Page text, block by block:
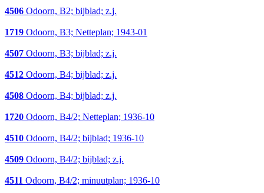
4506 Odoorn, B2; bijblad; z.j.
1719 Odoorn, B3; Netteplan; 1943-01
4507 Odoorn, B3; bijblad; z.j.
4512 Odoorn, B4; bijblad; z.j.
4508 Odoorn, B4; bijblad; z.j.
1720 Odoorn, B4/2; Netteplan; 1936-10
4510 Odoorn, B4/2; bijblad; 1936-10
4509 Odoorn, B4/2; bijblad; z.j.
4511 Odoorn, B4/2; minuutplan; 1936-10